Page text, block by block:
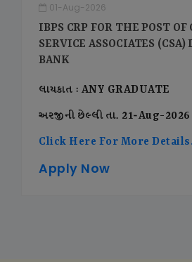
01-Aug-2026
IBPS CRP FOR THE POST OF
SERVICE ASSOCIATES
BANK
લાયકાત : ANY GRADUATE
અરજીની છેલ્લી તા. 21-Aug-2026
Click Here For More
Apply Now